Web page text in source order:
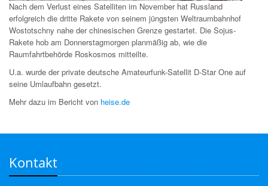
Nach dem Verlust eines Satelliten im November hat Russland
erfolgreich die dritte Rakete von seinem jüngsten Weltraumbahnhof
Wostotschny nahe der chinesischen Grenze gestartet. Die Sojus-
Rakete hob am Donnerstagmorgen planmäßig ab, wie die
Raumfahrtbehörde Roskosmos mitteilte.
U.a. wurde der private deutsche Amateurfunk-Satellit D-Star One auf
seine Umlaufbahn gesetzt.
Mehr dazu im Bericht von heise.de
Kontakt